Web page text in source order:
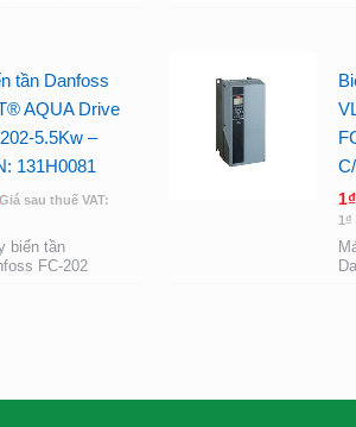
tần Danfoss
AQUA Drive
5.5Kw –
131H0081
Giá sau thuế VAT:
biến tần
FC-202
1₫
1 ₫